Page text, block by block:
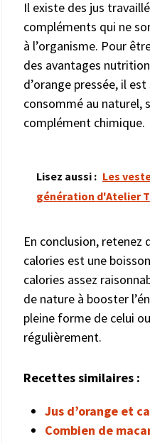
Il existe des jus
compléments qui ne
à l’organisme. Pour
des avantages
d’orange pressée, il
consommé au naturel,
complément chimique.
Lisez aussi : Les
génération d'Atelier
En conclusion, retenez
calories est une
calories assez
de nature à booster
pleine forme de celui
régulièrement.
Recettes similaires :
Jus d’orange et
Combien de